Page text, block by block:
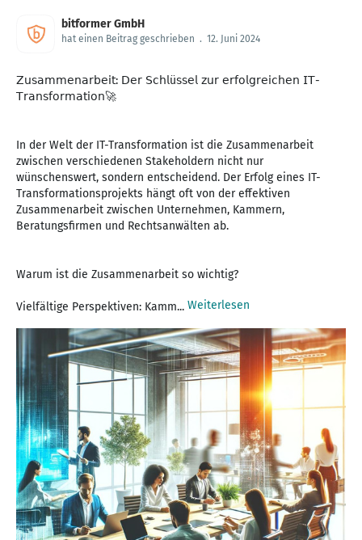
bitformer GmbH
hat einen Beitrag geschrieben . 12. Juni 2024
𝖹𝗎𝗌𝖺𝗆𝗆𝖾𝗇𝖺𝗋𝖻𝖾𝗂𝗍: 𝖣𝖾𝗋 𝖲𝖼𝗁𝗅ü𝗌𝗌𝖾𝗅 𝗓𝗎𝗋 𝖾𝗋𝖿𝗈𝗅𝗀𝗋𝖾𝗂𝖼𝗁𝖾𝗇 𝖨𝖳-
𝖳𝗋𝖺𝗇𝗌𝖿𝗈𝗋𝗆𝖺𝗍𝗂𝗈𝗇🚀
In der Welt der IT-Transformation ist die Zusammenarbeit
zwischen verschiedenen Stakeholdern nicht nur
wünschenswert, sondern entscheidend. Der Erfolg eines IT-
Transformationsprojekts hängt oft von der effektiven
Zusammenarbeit zwischen Unternehmen, Kammern,
Beratungsfirmen und Rechtsanwälten ab.
Warum ist die Zusammenarbeit so wichtig?
Vielfältige Perspektiven: Kamm... Weiterlesen